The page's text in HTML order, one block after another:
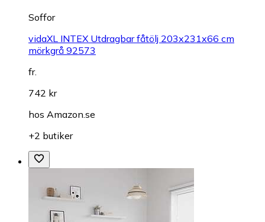
Soffor
vidaXL INTEX Utdragbar fåtölj 203x231x66 cm
mörkgrå 92573
fr.
742 kr
hos Amazon.se
+2 butiker